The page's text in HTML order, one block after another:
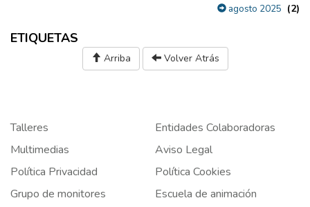
agosto 2025 (2)
ETIQUETAS
Arriba Volver Atrás
Talleres
Entidades Colaboradoras
Multimedias
Aviso Legal
Política Privacidad
Política Cookies
Grupo de monitores
Escuela de animación